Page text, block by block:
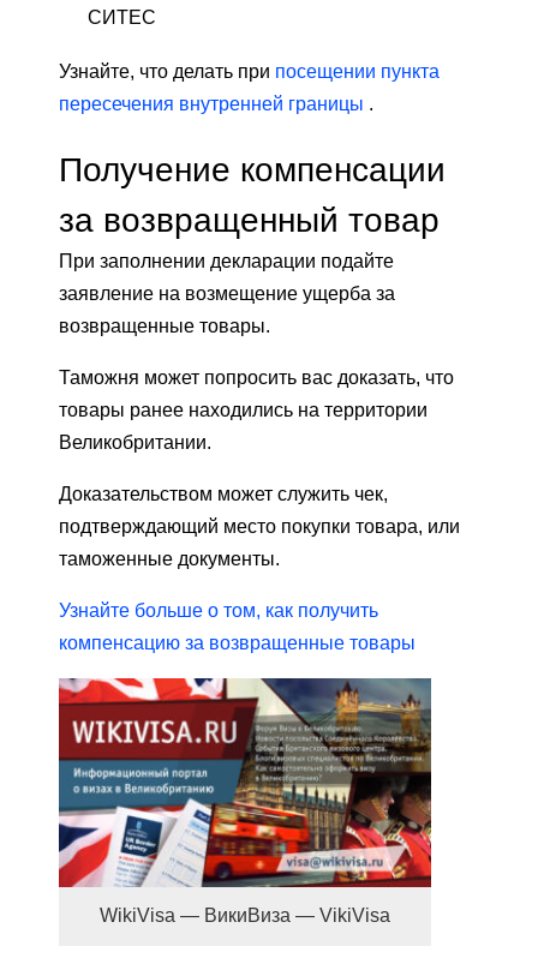
СИТЕС
Узнайте, что делать при посещении пункта
пересечения внутренней границы .
Получение компенсации
за возвращенный товар
При заполнении декларации подайте
заявление на возмещение ущерба за
возвращенные товары.
Таможня может попросить вас доказать, что
товары ранее находились на территории
Великобритании.
Доказательством может служить чек,
подтверждающий место покупки товара, или
таможенные документы.
Узнайте больше о том, как получить
компенсацию за возвращенные товары
WikiVisa — ВикиВиза — VikiVisa